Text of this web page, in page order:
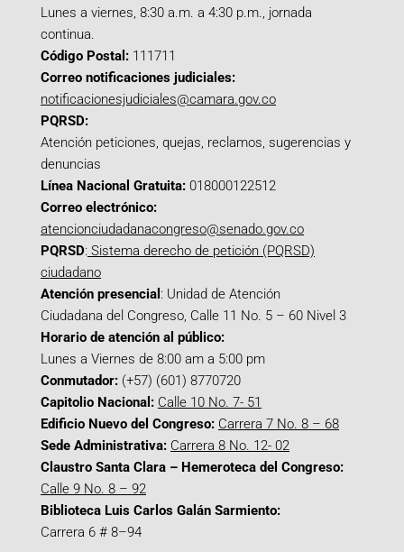
Lunes a viernes, 8:30 a.m. a 4:30 p.m., jornada
continua.
Código Postal: 111711
Correo notificaciones judiciales:
notificacionesjudiciales@camara.gov.co
PQRSD:
Atención peticiones, quejas, reclamos, sugerencias y
denuncias
Línea Nacional Gratuita: 018000122512
Correo electrónico:
atencionciudadanacongreso@senado.gov.co
PQRSD: Sistema derecho de petición (PQRSD)
ciudadano
Atención presencial : Unidad de Atención
Ciudadana del Congreso, Calle 11 No. 5 – 60 Nivel 3
Horario de atención al público:
Lunes a Viernes de 8:00 am a 5:00 pm
Conmutador: (+57) (601) 8770720
Capitolio Nacional: Calle 10 No. 7- 51
Edificio Nuevo del Congreso: Carrera 7 No. 8 – 68
Sede Administrativa: Carrera 8 No. 12- 02
Claustro Santa Clara – Hemeroteca del Congreso:
Calle 9 No. 8 – 92
Biblioteca Luis Carlos Galán Sarmiento:
Carrera 6 # 8–94